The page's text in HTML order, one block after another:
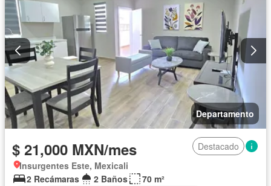
Departamento
$ 21,000 MXN/mes
Destacado
Insurgentes Este, Mexicali
2 Recámaras
2 Baños
70 m²